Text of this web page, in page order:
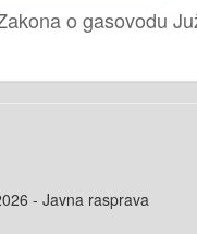
o gasovodu
- Javna rasprava